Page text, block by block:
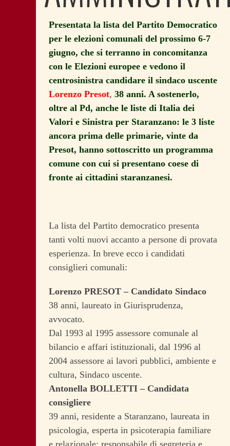
Presentata la lista del Partito Democratico
per le elezioni comunali del prossimo 6-7
giugno, che si terranno in concomitanza
con le Elezioni europee e vedono il
centrosinistra candidare il sindaco uscente
Lorenzo Presot, 38 anni. A sostenerlo,
oltre al Pd, anche le liste di Italia dei
Valori e Sinistra per Staranzano: le 3 liste
ancora prima delle primarie, vinte da
Presot, hanno sottoscritto un programma
comune con cui si presentano coese di
fronte ai cittadini staranzanesi.
La lista del Partito democratico presenta
tanti volti nuovi accanto a persone di provata
esperienza. In breve ecco i candidati
consiglieri comunali:
Lorenzo PRESOT – Candidato Sindaco
38 anni, laureato in Giurisprudenza,
avvocato.
Dal 1993 al 1995 assessore comunale al
bilancio e affari istituzionali, dal 1996 al
2004 assessore ai lavori pubblici, ambiente e
cultura, Sindaco uscente.
Antonella BOLLETTI – Candidata
consigliere
39 anni, residente a Staranzano, laureata in
psicologia, esperta in psicoterapia familiare
e relazionale; responsabile di segreteria e